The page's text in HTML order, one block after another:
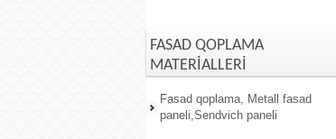
FASAD QOPLAMA
MATERİALLERİ
Fasad qoplama, Metall fasad
paneli,Sendvich paneli